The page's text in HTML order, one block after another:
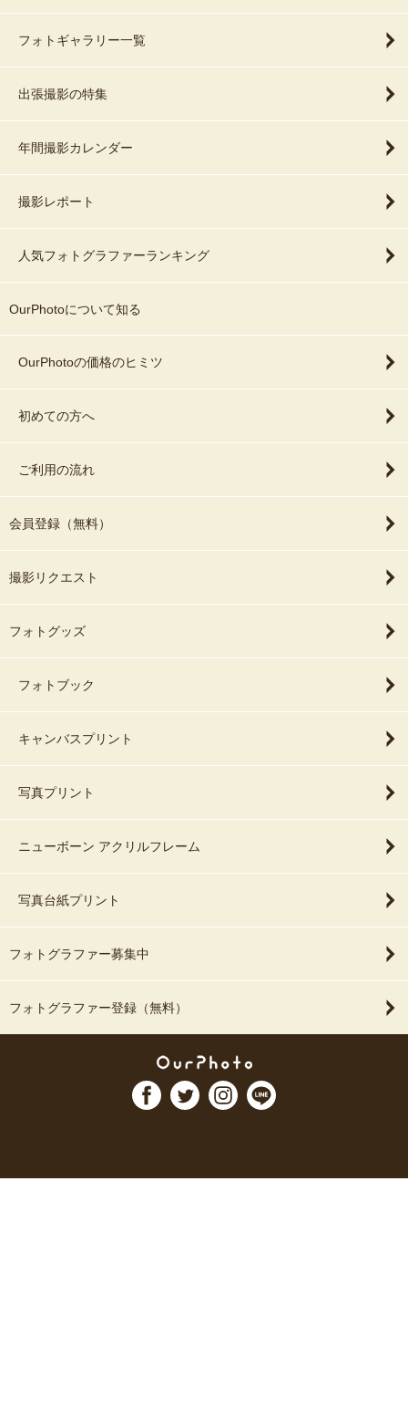
フォトギャラリー一覧
出張撮影の特集
年間撮影カレンダー
撮影レポート
人気フォトグラファーランキング
OurPhotoについて知る
OurPhotoの価格のヒミツ
初めての方へ
ご利用の流れ
会員登録（無料）
撮影リクエスト
フォトグッズ
フォトブック
キャンバスプリント
写真プリント
ニューボーン アクリルフレーム
写真台紙プリント
フォトグラファー募集中
フォトグラファー登録（無料）